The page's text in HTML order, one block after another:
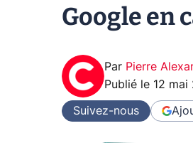
Google en
Par Pierre
Publié le 12 mai
Suivez-nous